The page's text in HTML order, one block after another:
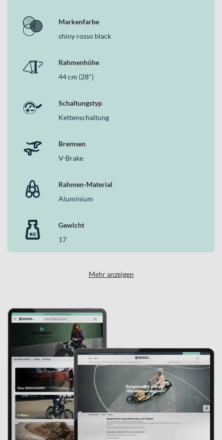
Markenfarbe
shiny rosso black
Rahmenhöhe
44 cm (28")
Schaltungstyp
Kettenschaltung
Bremsen
V-Brake
Rahmen-Material
Aluminium
Gewicht
17
Mehr anzeigen